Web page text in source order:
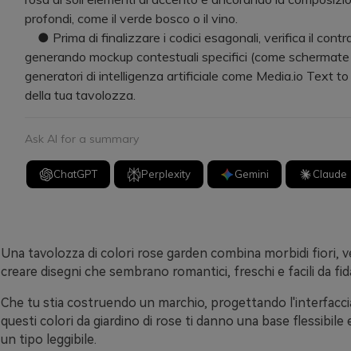
profondi, come il verde bosco o il vino.
● Prima di finalizzare i codici esagonali, verifica il
generando mockup contestuali specifici (come
generatori di intelligenza artificiale come Media.io Text
della tua tavolozza.
Ask AI for a summary
ChatGPT Perplexity Gemini Claude
Una tavolozza di colori rose garden combina morbidi fiori,
creare disegni che sembrano romantici, freschi e facili da
Che tu stia costruendo un marchio, progettando
questi colori da giardino di rose ti danno una base
un tipo leggibile.